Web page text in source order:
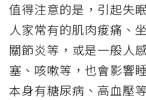
值得注意的是，引起失
人家常有的肌肉痠痛、
關節炎等，或是一般人
塞、咳嗽等，也會影響
本身有糖尿病、高血壓